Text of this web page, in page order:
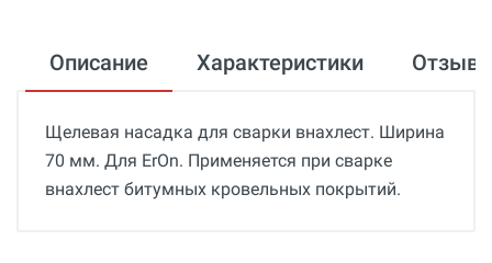
Описание Характеристики
Щелевая насадка для сварки внахлест. Ширина
70 мм. Для ErOn. Применяется при сварке
внахлест битумных кровельных покрытий.